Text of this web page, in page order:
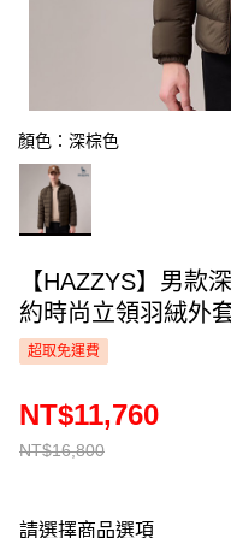
顏色：深棕色
【HAZZYS】男款
約時尚立領羽絨外
超取免運費
NT$16,800
NT$11,760
請選擇商品選項